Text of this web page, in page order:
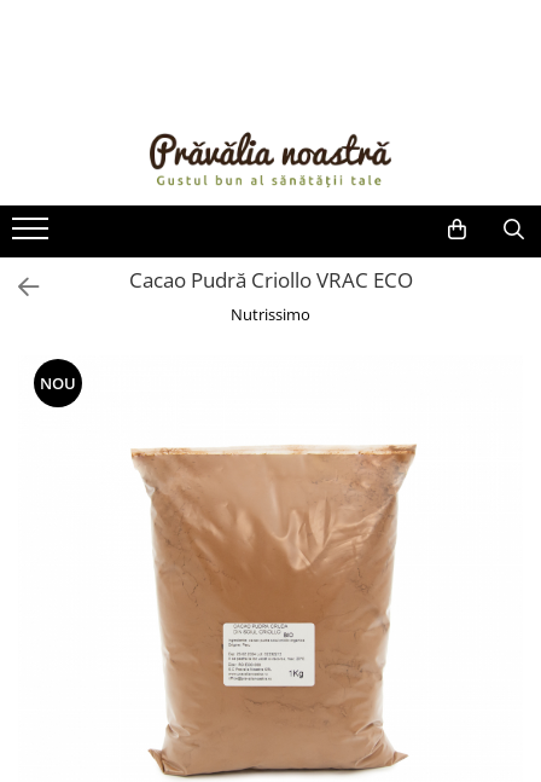
ULEIURI ȘI UNTURI
MĂSLINE
NUCI ȘI SEMINȚE
FRUCTE DESHIDRATATE
FRUCTE LA CONSERVĂ
OȚETURI ȘI SOSURI
FĂINĂ FĂRĂ GLUTEN
BĂUTURI / LAPTE VEGETAL
OREZ ȘI CEREALE
CREME ȘI PASTE TARTINABILE
CEAIURI GRECEȘTI
CIOCOLATĂ ȘI CACAO
Cacao Pudră Criollo VRAC ECO
Nutrissimo
NOU